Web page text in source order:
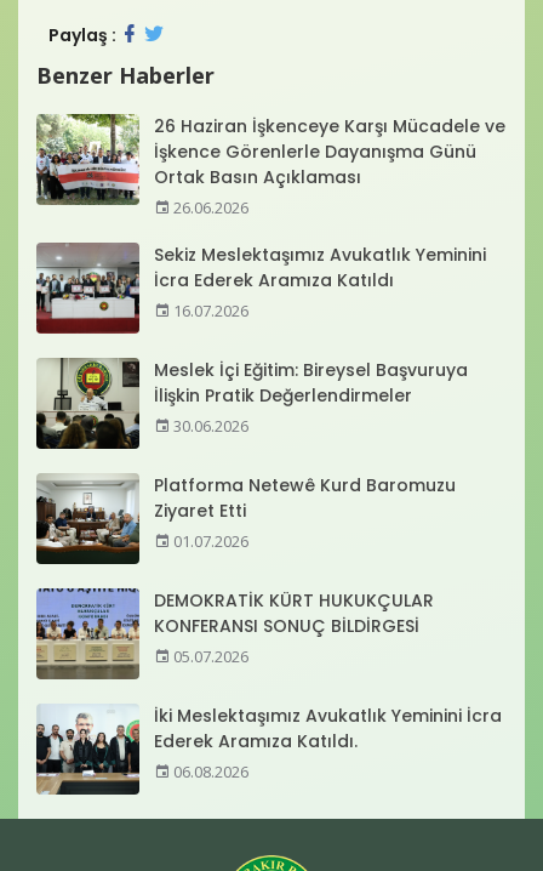
Paylaş :
Benzer Haberler
26 Haziran İşkenceye Karşı Mücadele ve
İşkence Görenlerle Dayanışma Günü
Ortak Basın Açıklaması
26.06.2026
Sekiz Meslektaşımız Avukatlık Yeminini
İcra Ederek Aramıza Katıldı
16.07.2026
Meslek İçi Eğitim: Bireysel Başvuruya
İlişkin Pratik Değerlendirmeler
30.06.2026
Platforma Netewê Kurd Baromuzu
Ziyaret Etti
01.07.2026
DEMOKRATİK KÜRT HUKUKÇULAR
KONFERANSI SONUÇ BİLDİRGESİ
05.07.2026
İki Meslektaşımız Avukatlık Yeminini İcra
Ederek Aramıza Katıldı.
06.08.2026